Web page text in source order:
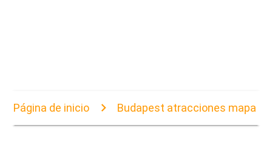
Página de inicio Budapest atracciones mapa